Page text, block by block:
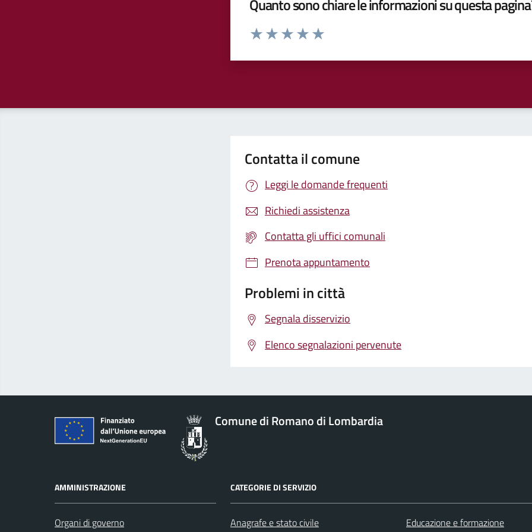
Quanto sono chiare le informazioni su questa
Valuta da 1 a 5 stelle la pagina
Contatta il comune
Leggi le domande frequenti
Richiedi assistenza
Contatta gli uffici comunali
Prenota appuntamento
Problemi in città
Segnala disservizio
Elenco segnalazioni pervenute
Comune di Romano di Lombardia
AMMINISTRAZIONE
Organi di governo
CATEGORIE DI SERVIZIO
Anagrafe e stato civile Educazione e formazione